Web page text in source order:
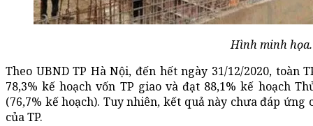
Hình minh họa.
Theo UBND TP Hà Nội, đến hết ngày 31/12/2020, toàn
78,3% kế hoạch vốn TP giao và đạt 88,1% kế hoạch
(76,7% kế hoạch). Tuy nhiên, kết quả này chưa đáp
của TP.